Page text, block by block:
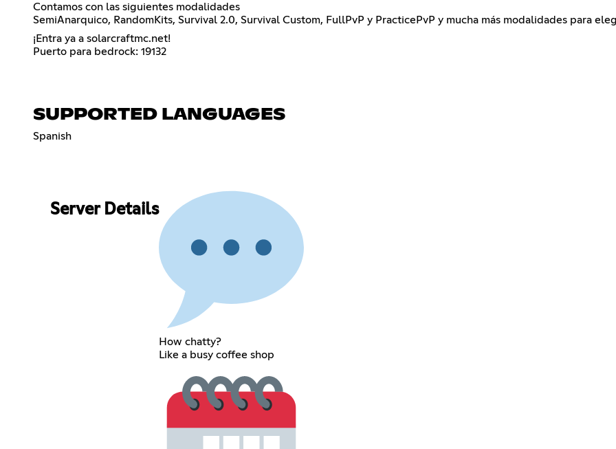
Contamos con las siguientes modalidades
SemiAnarquico, RandomKits, Survival 2.0, Survival Custom, FullPvP y PracticePvP y mucha más modalidades para
¡Entra ya a solarcraftmc.net!
Puerto para bedrock: 19132
SUPPORTED LANGUAGES
Spanish
Server Details
How chatty?
Like a busy coffee shop